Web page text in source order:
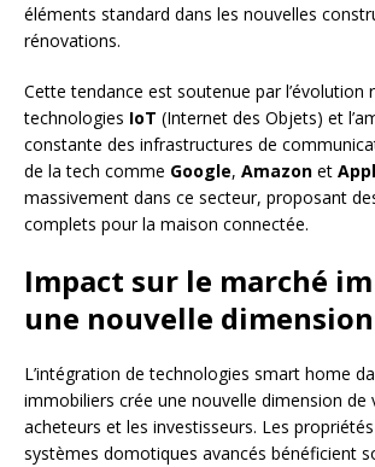
éléments standard dans les nouvelles
rénovations.
Cette tendance est soutenue par l’évolution
technologies IoT (Internet des Objets) et
constante des infrastructures de
de la tech comme Google, Amazon et
massivement dans ce secteur, proposant
complets pour la maison connectée.
Impact sur le marché
une nouvelle
L’intégration de technologies smart home
immobiliers crée une nouvelle dimension de
acheteurs et les investisseurs. Les
systèmes domotiques avancés bénéficient